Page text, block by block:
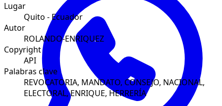
Lugar
Quito - Ecuador
Autor
ROLANDO-ENRIQUEZ
Copyright
API
Palabras clave
REVOCATORIA, MANDATO, CONSEJO, NACIONAL,
ELECTORAL, ENRIQUE, HERRERÍA